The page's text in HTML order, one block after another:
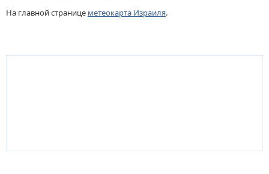
На главной странице метеокарта Израиля.